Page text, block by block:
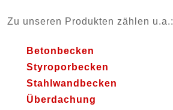
Zu unseren Produkten zählen u.a.:
Betonbecken
Styroporbecken
Stahlwandbecken
Überdachung